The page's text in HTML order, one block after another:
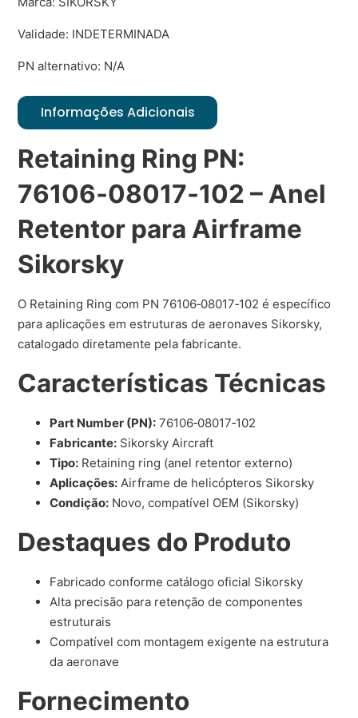
Validade: INDETERMINADA
PN alternativo: N/A
Informações Adicionais
Retaining Ring PN:
76106‑08017‑102 – Anel
Retentor para Airframe
Sikorsky
O Retaining Ring com PN 76106‑08017‑102 é específico
para aplicações em estruturas de aeronaves Sikorsky,
catalogado diretamente pela fabricante.
Características Técnicas
Part Number (PN): 76106‑08017‑102
Fabricante: Sikorsky Aircraft
Tipo: Retaining ring (anel retentor externo)
Aplicações: Airframe de helicópteros Sikorsky
Condição: Novo, compatível OEM (Sikorsky)
Destaques do Produto
Fabricado conforme catálogo oficial Sikorsky
Alta precisão para retenção de componentes
estruturais
Compatível com montagem exigente na estrutura
da aeronave
Fornecimento